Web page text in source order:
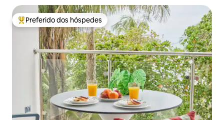
Entre os melhores preferidos dos hóspedes
Preferido dos hóspedes